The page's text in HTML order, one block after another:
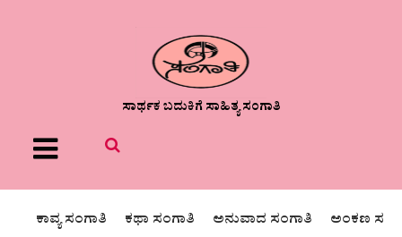
ಸಾರ್ಥಕ ಬದುಕಿಗೆ ಸಾಹಿತ್ಯ ಸಂಗಾತಿ
Menu
ಕಾವ್ಯ ಸಂಗಾತಿ ಕಥಾ ಸಂಗಾತಿ ಅನುವಾದ ಸಂಗಾತಿ ಅಂಕಣ